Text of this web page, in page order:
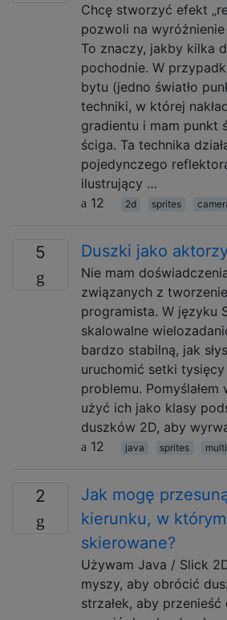
Chcę stworzyć efekt
pozwoli na
To znaczy, jakby kilka
pochodnie. W
bytu (jedno światło
techniki, w której
gradientu i mam punkt
ściga. Ta technika
pojedynczego
ilustrujący …
12
2d sprites
5 Duszki jako
Nie mam
związanych z
programista. W języku
skalowalne
bardzo stabilną, jak
uruchomić setki
problemu. Pomyślałem
użyć ich jako klasy
duszków 2D, aby
12
java sprites
2
Jak mogę
kierunku, w
skierowane?
Używam Java / Slick
myszy, aby obrócić
strzałek, aby